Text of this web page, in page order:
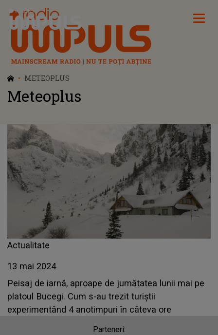
Radio Impuls
METEOPLUS
Meteoplus
Actualitate
13 mai 2024
Peisaj de iarnă, aproape de jumătatea lunii mai pe
platoul Bucegi. Cum s-au trezit turiștii
experimentând 4 anotimpuri în câteva ore
Parteneri: